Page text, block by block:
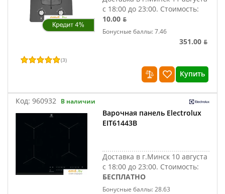
с 18:00 до 23:00. Стоимость:
10.00 ƃ
Бонусные баллы: 7.46
351.00 ƃ
(3)
Купить
Код: 960932 В наличии
Варочная панель Electrolux
EIT61443B
Доставка в г.Минск 10 августа
с 18:00 до 23:00. Стоимость:
БЕСПЛАТНО
Бонусные баллы: 28.63